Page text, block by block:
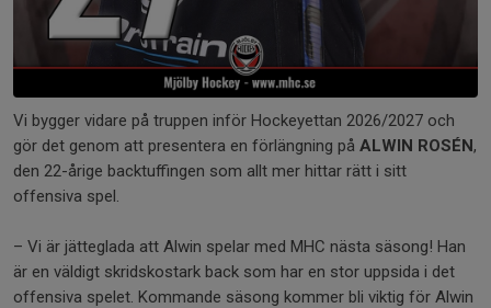
Vi bygger vidare på truppen inför Hockeyettan 2026/2027 och
gör det genom att presentera en förlängning på ALWIN ROSÉN,
den 22-årige backtuffingen som allt mer hittar rätt i sitt
offensiva spel.
– Vi är jätteglada att Alwin spelar med MHC nästa säsong! Han
är en väldigt skridskostark back som har en stor uppsida i det
offensiva spelet. Kommande säsong kommer bli viktig för Alwin